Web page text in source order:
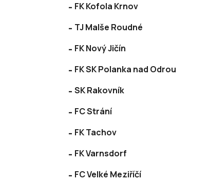
FK Kofola Krnov
TJ Malše Roudné
FK Nový Jičín
FK SK Polanka nad Odrou
SK Rakovník
FC Strání
FK Tachov
FK Varnsdorf
FC Velké Meziříčí